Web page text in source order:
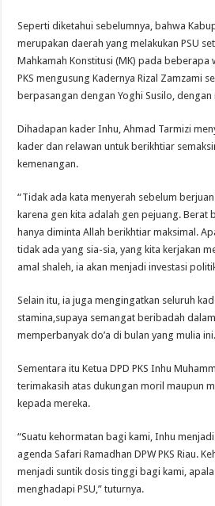
Seperti diketahui sebelumnya, bahwa
merupakan daerah yang melakukan PSU
Mahkamah Konstitusi (MK) pada beberapa
PKS mengusung Kadernya Rizal Zamzami
berpasangan dengan Yoghi Susilo,
Dihadapan kader Inhu, Ahmad Tarmizi
kader dan relawan untuk berikhtiar
kemenangan.
“Tidak ada kata menyerah sebelum
karena gen kita adalah gen pejuang. Berat
hanya diminta Allah berikhtiar maksimal.
tidak ada yang sia-sia, yang kita kerjakan
amal shaleh, ia akan menjadi investasi
Selain itu, ia juga mengingatkan seluruh
stamina,supaya semangat beribadah
memperbanyak do’a di bulan yang mulia ini.
Sementara itu Ketua DPD PKS Inhu
terimakasih atas dukungan moril maupun
kepada mereka.
“Suatu kehormatan bagi kami, Inhu
agenda Safari Ramadhan DPW PKS Riau.
menjadi suntik dosis tinggi bagi kami,
menghadapi PSU,” tuturnya.